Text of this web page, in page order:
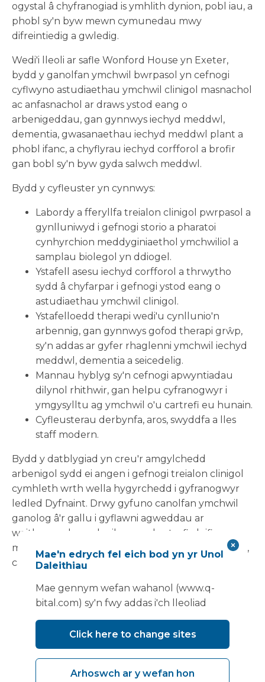
ogystal â chyfranogiad is ymhlith dynion, pobl iau, a
phobl sy'n byw mewn cymunedau mwy
difreintiedig a gwledig.
Wedi'i lleoli ar safle Wonford House yn Exeter,
bydd y ganolfan ymchwil bwrpasol yn cefnogi
cyflwyno astudiaethau ymchwil clinigol masnachol
ac anfasnachol ar draws ystod eang o
arbenigeddau, gan gynnwys iechyd meddwl,
dementia, gwasanaethau iechyd meddwl plant a
phobl ifanc, a chyflyrau iechyd corfforol a brofir
gan bobl sy'n byw gyda salwch meddwl.
Bydd y cyfleuster yn cynnwys:
Labordy a fferyllfa treialon clinigol pwrpasol a
gynlluniwyd i gefnogi storio a pharatoi
cynhyrchion meddyginiaethol ymchwiliol a
samplau biolegol yn ddiogel.
Ystafell asesu iechyd corfforol a thrwytho
sydd â chyfarpar i gefnogi ystod eang o
astudiaethau ymchwil clinigol.
Ystafelloedd therapi wedi'u cynllunio'n
arbennig, gan gynnwys gofod therapi grŵp,
sy'n addas ar gyfer rhaglenni ymchwil iechyd
meddwl, dementia a seicedelig.
Mannau hyblyg sy'n cefnogi apwyntiadau
dilynol rhithwir, gan helpu cyfranogwyr i
ymgysylltu ag ymchwil o'u cartrefi eu hunain.
Cyfleusterau derbynfa, aros, swyddfa a lles
staff modern.
Bydd y datblygiad yn creu'r amgylchedd
arbenigol sydd ei angen i gefnogi treialon clinigol
cymhleth wrth wella hygyrchedd i gyfranogwyr
ledled Dyfnaint. Drwy gyfuno canolfan ymchwil
ganolog â'r gallu i gyflawni agweddau ar
weithgarwch ymchwil yng nghartrefi cleifion,
mae'r Ymddiriedolaeth yn anelu at wella recriwtio,
cadw a chyfranogiad o gymunedau dan anfantais.
Mae'n edrych fel eich bod yn yr Unol
Daleithiau
Mae gennym wefan wahanol (www.q-
bital.com) sy'n fwy addas i'ch lleoliad
Click here to change sites
Arhoswch ar y wefan hon